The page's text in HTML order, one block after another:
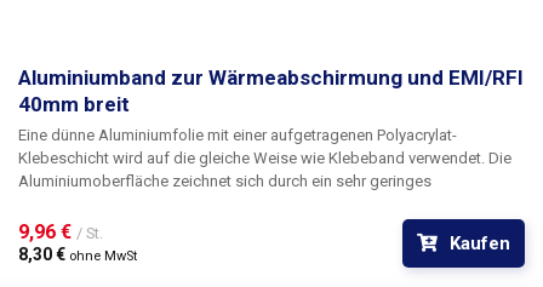
Aluminiumband zur Wärmeabschirmung und EMI/RFI
40mm breit
Eine dünne Aluminiumfolie mit einer aufgetragenen Polyacrylat-
Klebeschicht wird auf die gleiche Weise wie Klebeband verwendet. Die
Aluminiumoberfläche zeichnet sich durch ein sehr geringes
gegen Wärmestrahlung eignet. Die hohe Wärmeleitfähigkeit von
Aluminium sorgt zudem dafür, dass sich die Wärme über die gesamte
Oberfläche des Klebebandes verteilt, wodurch es sich ideal zum Schutz
9,96 € / St.
8,30 € ohne MwSt
Kaufen